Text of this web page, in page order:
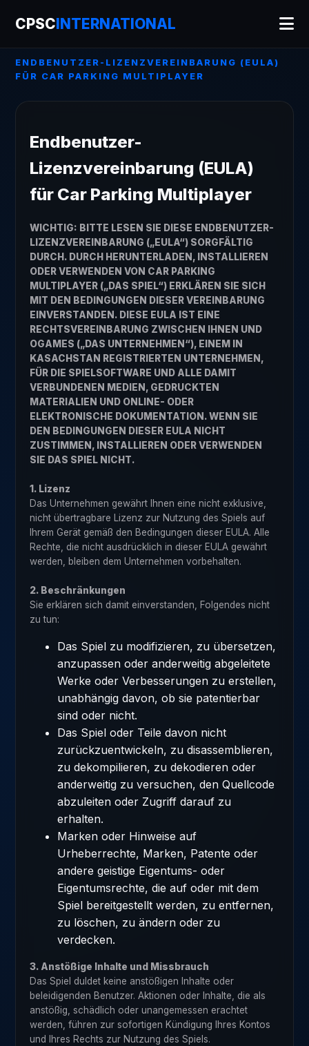
CPSCINTERNATIONAL
ENDBENUTZER-LIZENZVEREINBARUNG (EULA)
FÜR CAR PARKING MULTIPLAYER
Endbenutzer-
Lizenzvereinbarung (EULA)
für Car Parking Multiplayer
WICHTIG: BITTE LESEN SIE DIESE ENDBENUTZER-
LIZENZVEREINBARUNG („EULA“) SORGFÄLTIG
DURCH. DURCH HERUNTERLADEN, INSTALLIEREN
ODER VERWENDEN VON CAR PARKING
MULTIPLAYER („DAS SPIEL“) ERKLÄREN SIE SICH
MIT DEN BEDINGUNGEN DIESER VEREINBARUNG
EINVERSTANDEN. DIESE EULA IST EINE
RECHTSVEREINBARUNG ZWISCHEN IHNEN UND
OGAMES („DAS UNTERNEHMEN“), EINEM IN
KASACHSTAN REGISTRIERTEN UNTERNEHMEN,
FÜR DIE SPIELSOFTWARE UND ALLE DAMIT
VERBUNDENEN MEDIEN, GEDRUCKTEN
MATERIALIEN UND ONLINE- ODER
ELEKTRONISCHE DOKUMENTATION. WENN SIE
DEN BEDINGUNGEN DIESER EULA NICHT
ZUSTIMMEN, INSTALLIEREN ODER VERWENDEN
SIE DAS SPIEL NICHT.
1. Lizenz
Das Unternehmen gewährt Ihnen eine nicht exklusive,
nicht übertragbare Lizenz zur Nutzung des Spiels auf
Ihrem Gerät gemäß den Bedingungen dieser EULA. Alle
Rechte, die nicht ausdrücklich in dieser EULA gewährt
werden, bleiben dem Unternehmen vorbehalten.
2. Beschränkungen
Sie erklären sich damit einverstanden, Folgendes nicht
zu tun:
Das Spiel zu modifizieren, zu übersetzen,
anzupassen oder anderweitig abgeleitete
Werke oder Verbesserungen zu erstellen,
unabhängig davon, ob sie patentierbar
sind oder nicht.
Das Spiel oder Teile davon nicht
zurückzuentwickeln, zu disassemblieren,
zu dekompilieren, zu dekodieren oder
anderweitig zu versuchen, den Quellcode
abzuleiten oder Zugriff darauf zu
erhalten.
Marken oder Hinweise auf
Urheberrechte, Marken, Patente oder
andere geistige Eigentums- oder
Eigentumsrechte, die auf oder mit dem
Spiel bereitgestellt werden, zu entfernen,
zu löschen, zu ändern oder zu
verdecken.
3. Anstößige Inhalte und Missbrauch
Das Spiel duldet keine anstößigen Inhalte oder
beleidigenden Benutzer. Aktionen oder Inhalte, die als
anstößig, schädlich oder unangemessen erachtet
werden, führen zur sofortigen Kündigung Ihres Kontos
und Ihres Rechts zur Nutzung des Spiels.